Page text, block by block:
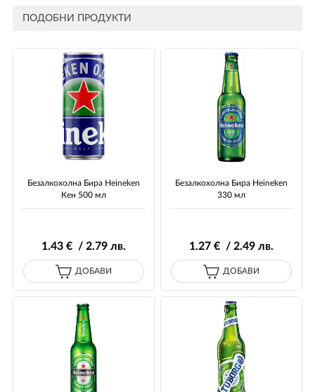
ПОДОБНИ ПРОДУКТИ
Безалкохолна Бира Heineken
Кен 500 мл
1.43€ / 2.79лв.
ДОБАВИ
Безалкохолна Бира Heineken
330 мл
1.27 € / 2.49 лв.
ДОБАВИ